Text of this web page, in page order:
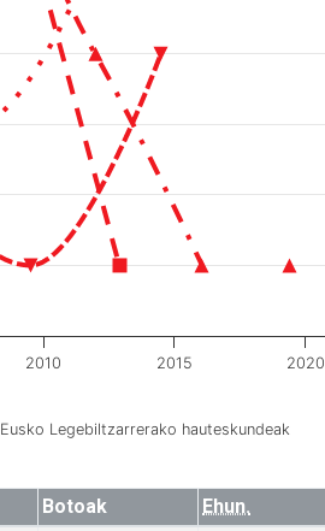
Eusko Legebiltzarrerako hauteskundeak
2010 2015 2020
Botoak Ehun.